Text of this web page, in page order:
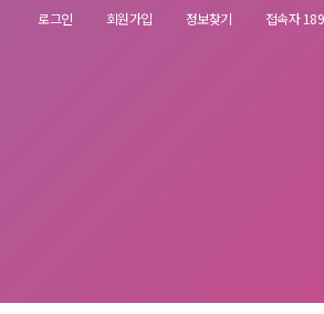
로그인 회원가입 정보찾기 접속자 189